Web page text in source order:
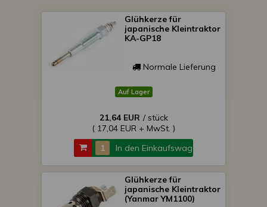
Glühkerze für
japanische Kleintraktor
KA-GP18
Normale Lieferung
Auf Lager
21,64 EUR / stück
( 17,04 EUR + MwSt. )
In den Einkaufswagen
Glühkerze für
japanische Kleintraktor
(Yanmar YM1100)